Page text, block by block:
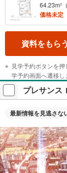
64.23m²
価格未定
資料をもらう
見学予約ボタンを
学予約画面へ遷移し
プレサンス
最新情報を見逃さな